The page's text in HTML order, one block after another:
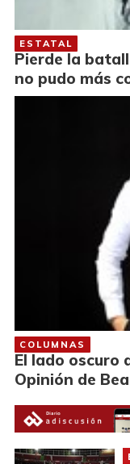
ESTATAL
Pierde la
no pudo más
COLUMNAS
El lado oscuro
Opinión de